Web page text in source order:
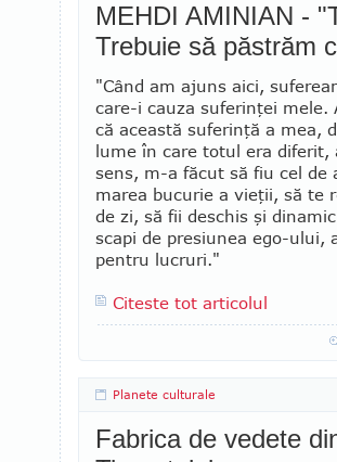
MEHDI AMINIAN -
Trebuie să păstrăm
"Când am ajuns aici,
care-i cauza su­fe­­­rinţei mele.
că această su­ferinţă a mea,
lume în care totul era diferit,
sens, m-a făcut să fiu cel de
marea bucurie a vieţii, să te
de zi, să fii des­chis şi
scapi de presiunea ego-ului,
pentru lucruri."
Citeste tot articolul
Planete culturale
Fabrica de vedete